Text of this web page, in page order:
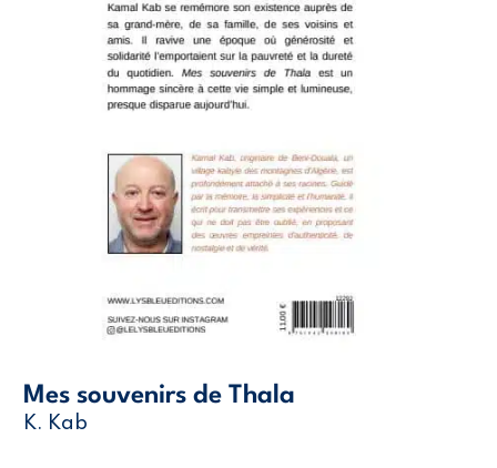
Mes souvenirs de Thala
K. Kab